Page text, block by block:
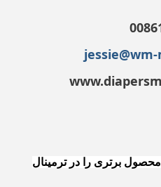
برتری را در ترمینال